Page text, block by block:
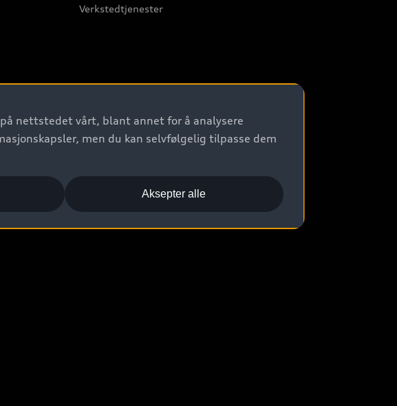
Verkstedtjenester
nettstedet vårt, blant annet for å analysere
men du kan selvfølgelig tilpasse dem
Aksepter alle